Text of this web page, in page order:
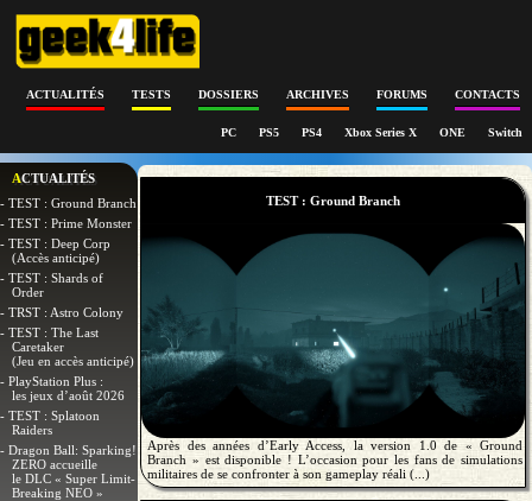
ACTUALITÉS TESTS DOSSIERS ARCHIVES FORUMS CONTACTS
PC PS5 PS4 Xbox Series X ONE Switch
ACTUALITÉS
- TEST : Ground Branch
- TEST : Prime Monster
- TEST : Deep Corp
(Accès anticipé)
- TEST : Shards of
Order
- TRST : Astro Colony
- TEST : The Last
Caretaker
(Jeu en accès anticipé)
- PlayStation Plus :
les jeux d’août 2026
- TEST : Splatoon
Raiders
- Dragon Ball: Sparking!
ZERO accueille
le DLC « Super Limit-
Breaking NEO »
TEST : Ground Branch
Après des années d’Early Access, la version 1.0 de « Ground
Branch » est disponible ! L’occasion pour les fans de simulations
militaires de se confronter à son gameplay réali (...)